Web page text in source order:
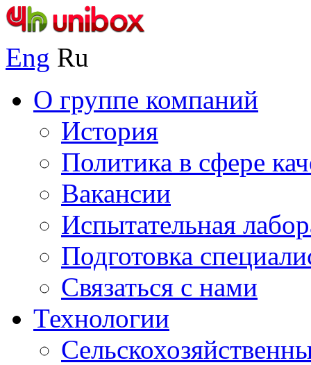
Eng Ru
О группе компаний
История
Политика в сфере
Вакансии
Испытательная
Подготовка
Связаться с нами
Технологии